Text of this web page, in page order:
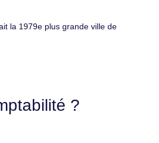
la 1979e plus grande ville de
?